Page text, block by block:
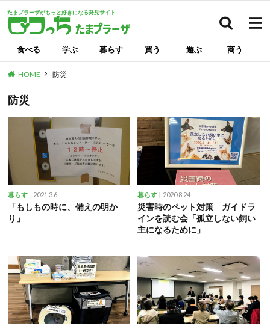
たまプラーザがもっと好きになる発見サイト
食べる 学ぶ 暮らす 買う 遊ぶ 商う
HOME 防災
防災
暮らす 2021.3.6
「もしもの時に、備えの明か
り」
暮らす 2020.8.24
災害時のペット対策 ガイドラ
インを読む会「孤立しない飼い
主になるために」